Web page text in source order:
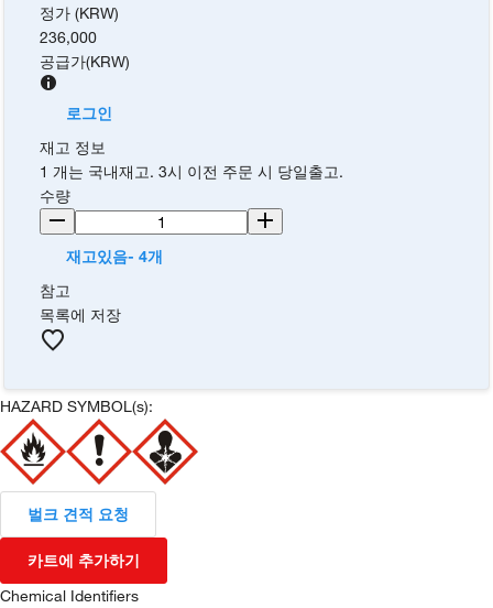
정가 (KRW)
236,000
공급가(KRW)
로그인
재고 정보
1 개는 국내재고. 3시 이전 주문 시 당일출고.
수량
재고있음- 4개
참고
목록에 저장
HAZARD SYMBOL(s):
벌크 견적 요청
카트에 추가하기
Chemical Identifiers